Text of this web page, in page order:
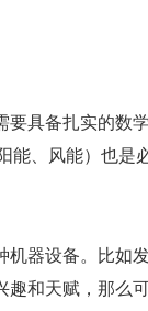
具备扎实的数
、风能）也是
器设备。比如
趣和天赋，那么